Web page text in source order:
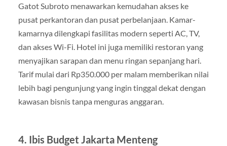
Gatot Subroto menawarkan kemudahan akses ke
pusat perkantoran dan pusat perbelanjaan. Kamar-
kamarnya dilengkapi fasilitas modern seperti AC, TV,
dan akses Wi-Fi. Hotel ini juga memiliki restoran yang
menyajikan sarapan dan menu ringan sepanjang hari.
Tarif mulai dari Rp350.000 per malam memberikan nilai
lebih bagi pengunjung yang ingin tinggal dekat dengan
kawasan bisnis tanpa menguras anggaran.
4. Ibis Budget Jakarta Menteng